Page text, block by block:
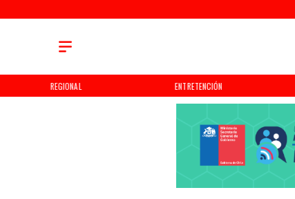
REGIONAL ENTRETENCIÓN